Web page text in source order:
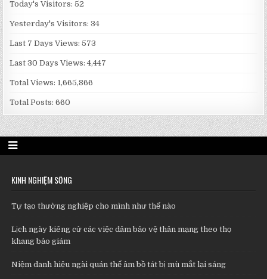
Today's Visitors:52
Yesterday's Visitors:34
Last 7 Days Views:573
Last 30 Days Views:4,447
Total Views: 1,665,866
Total Posts:660
KINH NGHIỆM SỐNG
Tự tạo thường nghiệp cho mình như thế nào
Lịch ngày kiêng cử các việc dâm bảo vệ thân mạng theo thọ
khang bảo giám
Niệm danh hiệu ngài quán thế âm bồ tát bị mù mắt lại sáng